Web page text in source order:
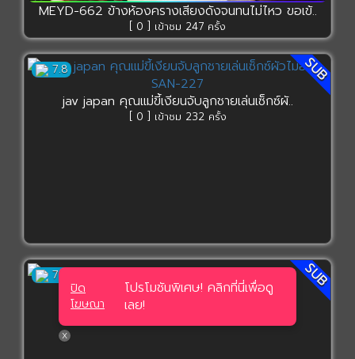
ปิด
โฆษณา
โปรโมชันพิเศษ! คลิกที่นี่เพื่อดู
เลย!
X
MEYD-662 ข้างห้องครางเสียงดังจนทนไม่ไหว ขอเข้..
[ 0 ] เข้าชม 247 ครั้ง
7.8 SUB
jav japan คุณแม่ขี้เงียนจับลูกชายเล่นเซ็กซ์ผั..
[ 0 ] เข้าชม 232 ครั้ง
7.8 SUB
CAWD-662 Riisa Kisaragi..
[ 0 ] เข้าชม 365 ครั้ง